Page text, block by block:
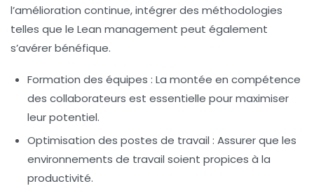
l’amélioration continue, intégrer des méthodologies
telles que le Lean management peut également
s’avérer bénéfique.
Formation des équipes : La montée en compétence
des collaborateurs est essentielle pour maximiser
leur potentiel.
Optimisation des postes de travail : Assurer que les
environnements de travail soient propices à la
productivité.